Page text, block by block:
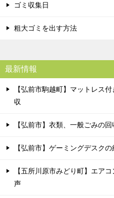
ゴミ収集日
粗大ゴミを出す方法
最新情報
【弘前市駒越町】マットレス
収
【弘前市】衣類、一般ごみの
【弘前市】ゲーミングデスク
【五所川原市みどり町】エア
声